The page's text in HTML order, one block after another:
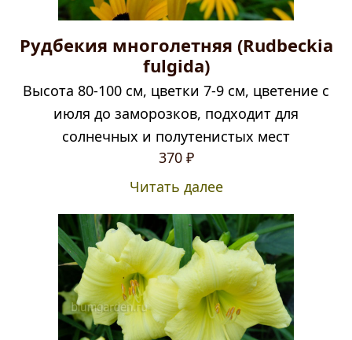
Рудбекия многолетняя (Rudbeckia
fulgida)
Высота 80-100 см, цветки 7-9 см, цветение с
июля до заморозков, подходит для
солнечных и полутенистых мест
370 ₽
Читать далее